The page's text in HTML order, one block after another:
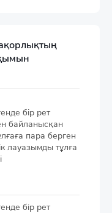
бір рет
байланысқан
пара берген
лауазымды тұлға
бір рет